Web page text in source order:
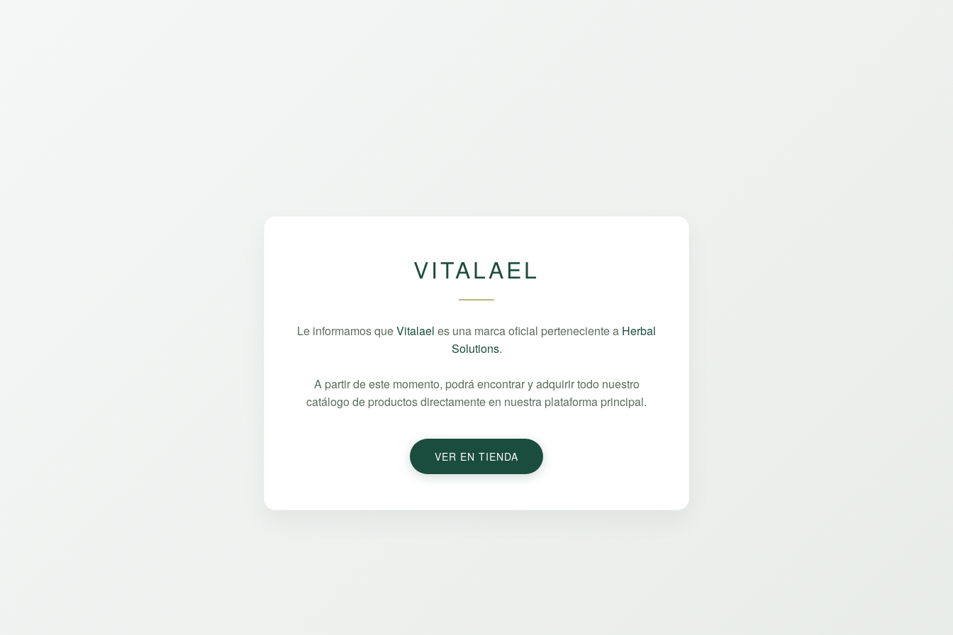
VITALAEL
Le informamos queVitalael es una marca oficial perteneciente a Herbal
Solutions.
A partir de este momento, podrá encontrar y adquirir todo nuestro
catálogo de productos directamente en nuestra plataforma principal.
VER EN TIENDA